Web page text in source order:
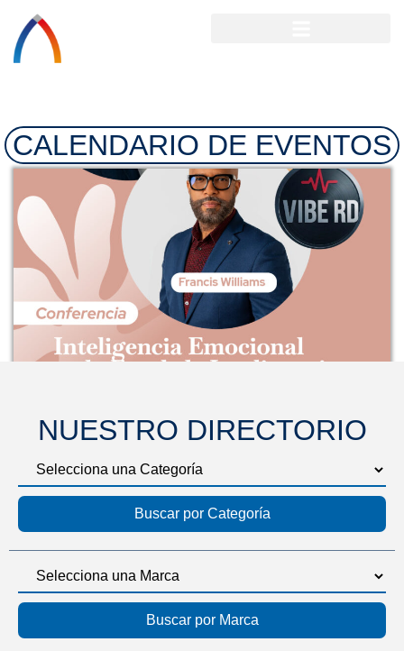
CALENDARIO DE EVENTOS
NUESTRO DIRECTORIO